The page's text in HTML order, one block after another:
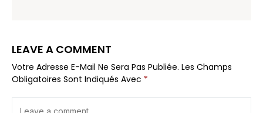
LEAVE A COMMENT
Votre Adresse E-Mail Ne Sera Pas Publiée. Les Champs
Obligatoires Sont Indiqués Avec *